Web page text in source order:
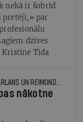
nekā ir šobrīd
pretēji,» par
dzīves
Kristīne Tīda
MARKS LANDLERS, ČIKO HARLANS UN REIMONDS DŽUNS, © THE NEW YORK TIMES NEWS SERVICE
nākotne